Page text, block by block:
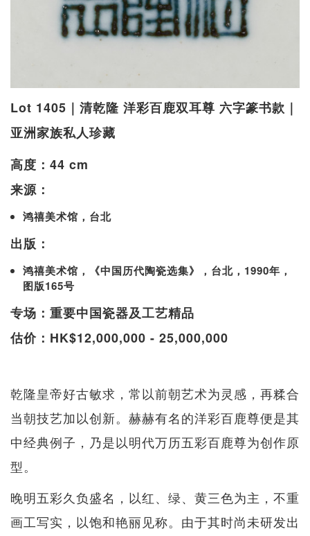
Lot 1405｜清乾隆 洋彩百鹿双耳尊 六字篆书款｜
亚洲家族私人珍藏
高度：44 cm
来源：
鸿禧美术馆，台北
出版：
鸿禧美术馆，《中国历代陶瓷选集》，台北，1990年，
图版165号
专场：重要中国瓷器及工艺精品
估价：HK$12,000,000 - 25,000,000
乾隆皇帝好古敏求，常以前朝艺术为灵感，再糅合
当朝技艺加以创新。赫赫有名的洋彩百鹿尊便是其
中经典例子，乃是以明代万历五彩百鹿尊为创作原
型。
晚明五彩久负盛名，以红、绿、黄三色为主，不重
画工写实，以饱和艳丽见称。由于其时尚未研发出